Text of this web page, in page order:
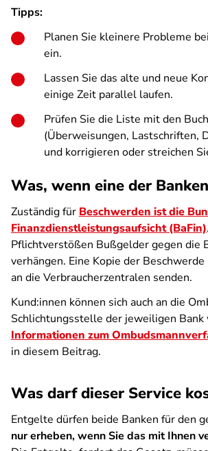
Tipps:
Planen Sie kleinere Probleme
ein.
Lassen Sie das alte und neue
einige Zeit parallel laufen.
Prüfen Sie die Liste mit den
(Überweisungen, Lastschriften,
und korrigieren oder streichen
Was, wenn eine der
Zuständig für Beschwerden ist die
Finanzdienstleistungsaufsicht (BaFin)
Pflichtverstößen Bußgelder gegen die
verhängen. Eine Kopie der Beschwerde
an die Verbraucherzentralen senden.
Kund:innen können sich auch an die
Schlichtungsstelle der jeweiligen Bank
Informationen zum
in diesem Beitrag.
Was darf dieser Service
Entgelte dürfen beide Banken für den
nur erheben, wenn Sie das mit Ihnen